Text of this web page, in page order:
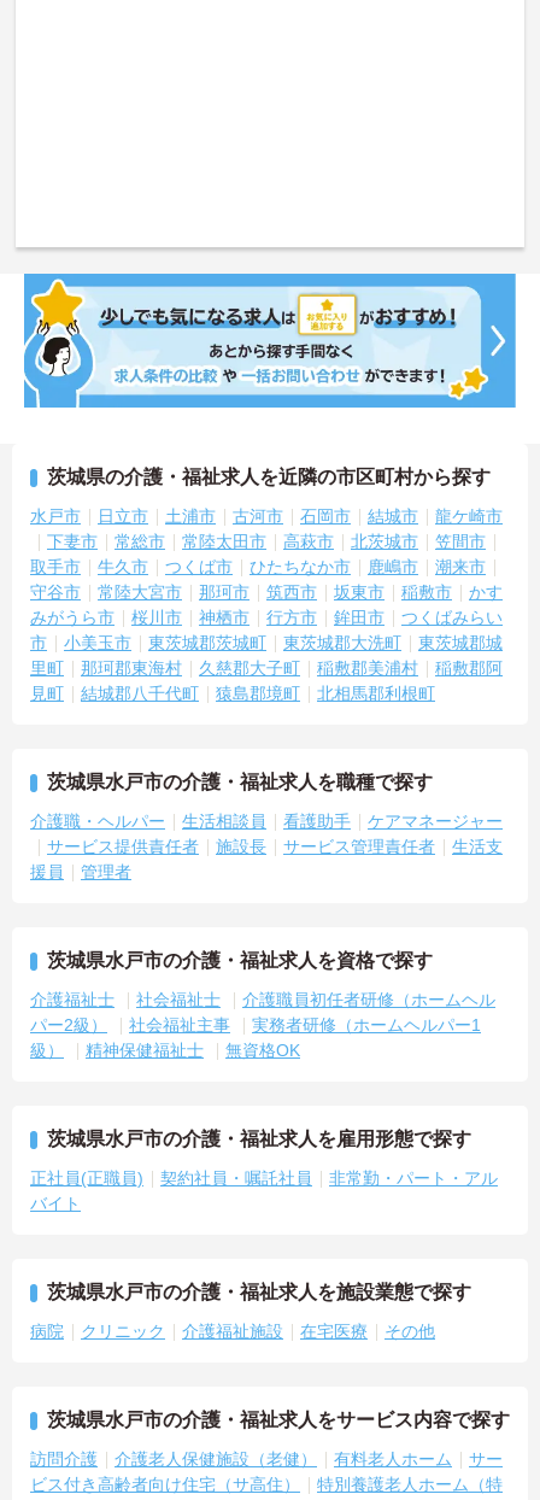
茨城県の介護・福祉求人を近隣の市区町村から探す
水戸市 日立市 土浦市 古河市 石岡市 結城市
龍ケ崎市
下妻市
常総市 常陸太田市 高萩市 北茨城市
笠間市
取手市
牛久市 つくば市 ひたちなか市 鹿嶋市
潮来市
守谷市
常陸大宮市 那珂市 筑西市 坂東市 稲敷市
かす
みがうら市
桜川市 神栖市 行方市 鉾田市
つくばみらい
市
小美玉市 東茨城郡茨城町 東茨城郡大洗町
東茨城郡城
里町
那珂郡東海村 久慈郡大子町 稲敷郡美浦村
稲敷郡阿
見町
結城郡八千代町 猿島郡境町 北相馬郡利根町
茨城県水戸市の介護・福祉求人を職種で探す
介護職・ヘルパー 生活相談員 看護助手
ケアマネージャー
サービス提供責任者
施設長 サービス管理責任者
生活支
援員
管理者
茨城県水戸市の介護・福祉求人を資格で探す
介護福祉士 社会福祉士
介護職員初任者研修（ホームヘル
パー2級）
社会福祉主事
実務者研修（ホームヘルパー1
級）
精神保健福祉士 無資格OK
茨城県水戸市の介護・福祉求人を雇用形態で探す
正社員(正職員) 契約社員・嘱託社員
非常勤・パート・アル
バイト
茨城県水戸市の介護・福祉求人を施設業態で探す
病院 クリニック 介護福祉施設 在宅医療 その他
茨城県水戸市の介護・福祉求人をサービス内容で探す
訪問介護 介護老人保健施設（老健） 有料老人ホーム
サー
ビス付き高齢者向け住宅（サ高住）
特別養護老人ホーム（特